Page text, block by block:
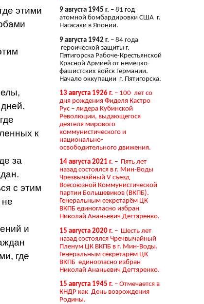
этими
к
за
с этим
не
и
где
9 августа 1945 г. – 81 год
атомной бомбардировки США г.
Нагасаки в Японии.
9 августа 1942 г. – 84 года
героической защиты г.
Пятигорска Рабоче-Крестьянской
Красной Армией от немецко-
фашистских войск Германии.
Начало оккупации г. Пятигорска.
13 августа 1926 г. – 100 лет со
дня рождения Фиделя Кастро
Рус – лидера Кубинской
Революции, выдающегося
деятеля мирового
коммунистического и
национально-
освободительного движения.
14 августа 2021 г. – Пять лет
назад состоялся в г. Мин-Воды
Чрезвычайный V съезд
Всесоюзной Коммунистической
партии Большевиков (ВКПБ).
Генеральным секретарём ЦК
ВКПБ единогласно избран
Николай Ананьевич Дегтяренко.
15 августа 2020 г. – Шесть лет
назад состоялся Чречвычайный
Пленум ЦК ВКПБ в г. Мин-Воды.
Генеральным секретарём ЦК
ВКПБ единогласно избран
Николай Ананьевич Дегтяренко.
15 августа 1945 г. – Отмечается в
КНДР как День возрождения
Родины.